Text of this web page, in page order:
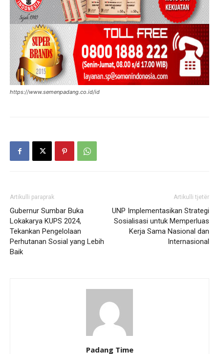
https://www.semenpadang.co.id/id
Artikulli paraprak
Gubernur Sumbar Buka
Lokakarya KUPS 2024,
Tekankan Pengelolaan
Perhutanan Sosial yang Lebih
Baik
Artikulli tjetër
UNP Implementasikan Strategi
Sosialisasi untuk Memperluas
Kerja Sama Nasional dan
Internasional
Padang Time